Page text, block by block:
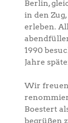
Berlin,
in den
erleben.
1990
Jahre
Wir
Boestert
begrüßen